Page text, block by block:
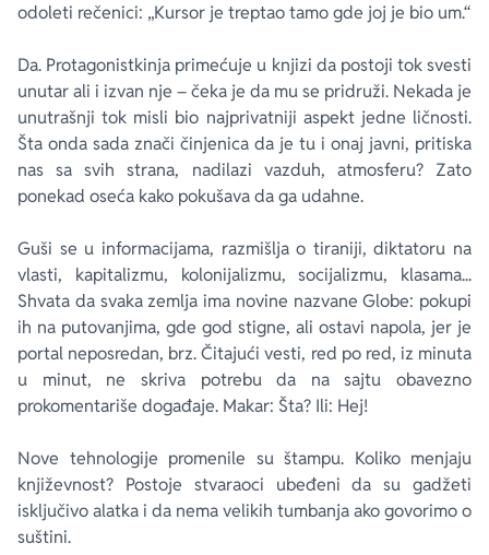
odoleti rečenici: „Kursor je treptao tamo gde joj je bio um.“
Da. Protagonistkinja primećuje u knjizi da postoji tok svesti
unutar ali i izvan nje – čeka je da mu se pridruži. Nekada je
unutrašnji tok misli bio najprivatniji aspekt jedne ličnosti.
Šta onda sada znači činjenica da je tu i onaj javni, pritiska
nas sa svih strana, nadilazi vazduh, atmosferu? Zato
ponekad oseća kako pokušava da ga udahne.
Guši se u informacijama, razmišlja o tiraniji, diktatoru na
vlasti, kapitalizmu, kolonijalizmu, socijalizmu, klasama...
Shvata da svaka zemlja ima novine nazvaneGlobe: pokupi
ih na putovanjima, gde god stigne, ali ostavi napola, jer je
portal neposredan, brz. Čitajući vesti, red po red, iz minuta
u minut, ne skriva potrebu da na sajtu obavezno
prokomentariše događaje. Makar: Šta? Ili: Hej!
Nove tehnologije promenile su štampu. Koliko menjaju
književnost? Postoje stvaraoci ubeđeni da su gadžeti
isključivo alatka i da nema velikih tumbanja ako govorimo o
suštini.